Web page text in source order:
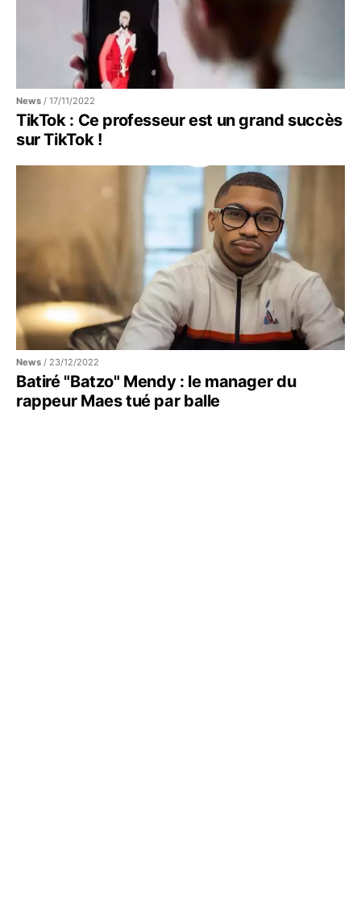
News / 17/11/2022
TikTok : Ce professeur est un grand succès
sur TikTok !
News / 23/12/2022
Batiré "Batzo" Mendy : le manager du
rappeur Maes tué par balle